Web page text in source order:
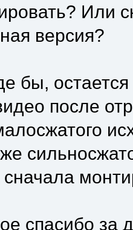
Или
версия?
бы,
после
спасибо за